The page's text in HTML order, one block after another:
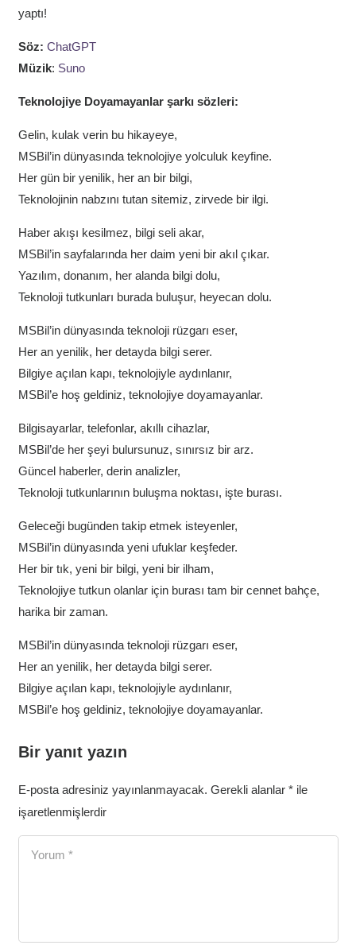
yaptı!
Söz: ChatGPT
Müzik: Suno
Teknolojiye Doyamayanlar şarkı sözleri:
Gelin, kulak verin bu hikayeye,
MSBil’in dünyasında teknolojiye yolculuk keyfine.
Her gün bir yenilik, her an bir bilgi,
Teknolojinin nabzını tutan sitemiz, zirvede bir ilgi.
Haber akışı kesilmez, bilgi seli akar,
MSBil’in sayfalarında her daim yeni bir akıl çıkar.
Yazılım, donanım, her alanda bilgi dolu,
Teknoloji tutkunları burada buluşur, heyecan dolu.
MSBil’in dünyasında teknoloji rüzgarı eser,
Her an yenilik, her detayda bilgi serer.
Bilgiye açılan kapı, teknolojiyle aydınlanır,
MSBil’e hoş geldiniz, teknolojiye doyamayanlar.
Bilgisayarlar, telefonlar, akıllı cihazlar,
MSBil’de her şeyi bulursunuz, sınırsız bir arz.
Güncel haberler, derin analizler,
Teknoloji tutkunlarının buluşma noktası, işte burası.
Geleceği bugünden takip etmek isteyenler,
MSBil’in dünyasında yeni ufuklar keşfeder.
Her bir tık, yeni bir bilgi, yeni bir ilham,
Teknolojiye tutkun olanlar için burası tam bir cennet bahçe,
harika bir zaman.
MSBil’in dünyasında teknoloji rüzgarı eser,
Her an yenilik, her detayda bilgi serer.
Bilgiye açılan kapı, teknolojiyle aydınlanır,
MSBil’e hoş geldiniz, teknolojiye doyamayanlar.
Bir yanıt yazın
E-posta adresiniz yayınlanmayacak. Gerekli alanlar *ile
işaretlenmişlerdir